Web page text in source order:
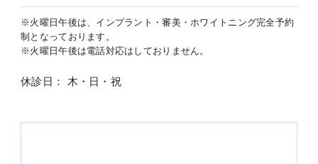
※火曜日午後は、インプラント・審美・ホワイトニング完全予約
制となっております。
※火曜日午後は電話対応はしておりません。
休診日： 木・日・祝